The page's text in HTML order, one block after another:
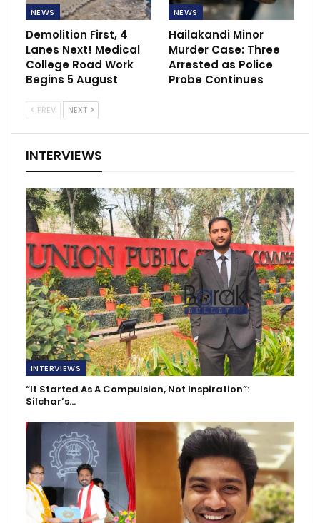
NEWS
Demolition First, 4
Lanes Next! Medical
College Road Work
Begins 5 August
NEWS
Hailakandi Minor
Murder Case: Three
Arrested as Police
Probe Continues
PREV NEXT
INTERVIEWS
INTERVIEWS
“It Started As A Compulsion, Not Inspiration”:
Silchar’s…